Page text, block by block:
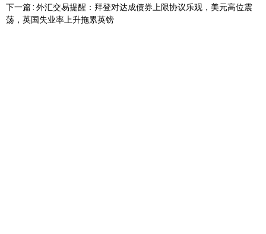
下一篇 : 外汇交易提醒：拜登对达成债券上限协议乐观，美元高位震
荡，英国失业率上升拖累英镑